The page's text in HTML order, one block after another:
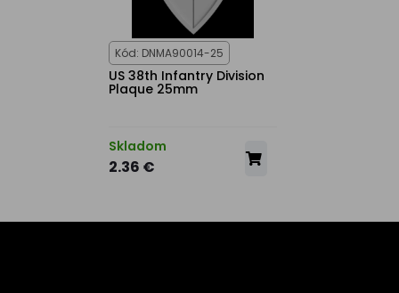
Kód: DNMA90014-25
US 38th Infantry Division
Plaque 25mm
Skladom
2.36 €